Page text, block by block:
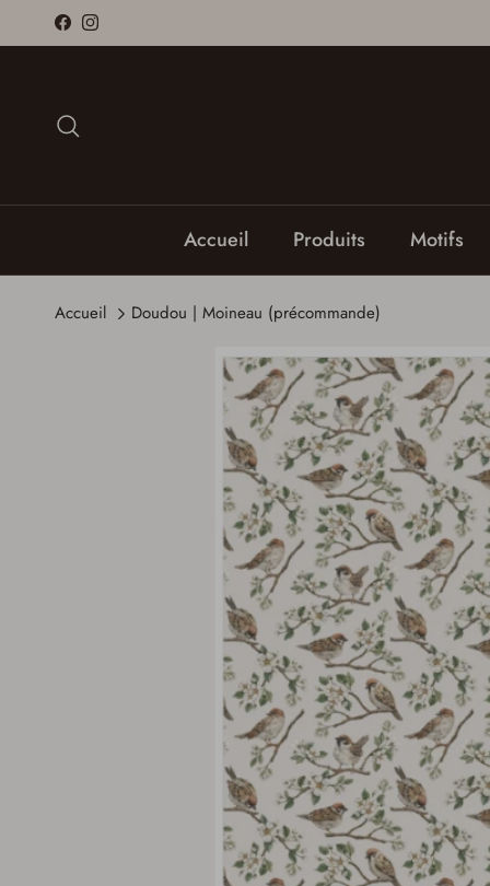
Aller au contenu
FacebookInstagram
Accueil Produits Motifs
Accueil Doudou | Moineau (précommande)